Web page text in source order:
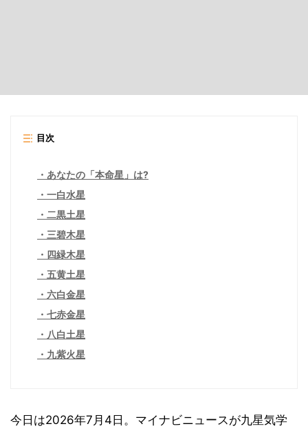
目次
あなたの「本命星」は?
一白水星
二黒土星
三碧木星
四緑木星
五黄土星
六白金星
七赤金星
八白土星
九紫火星
今日は2026年7月4日。マイナビニュースが九星気学